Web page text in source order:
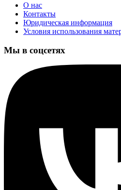
О нас
Контакты
Юридическая информация
Условия использования
Мы в соцсетях